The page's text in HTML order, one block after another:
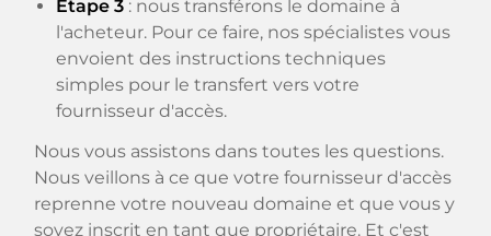
Etape 3 : nous transférons le domaine à
l'acheteur. Pour ce faire, nos spécialistes vous
envoient des instructions techniques
simples pour le transfert vers votre
fournisseur d'accès.
Nous vous assistons dans toutes les questions.
Nous veillons à ce que votre fournisseur d'accès
reprenne votre nouveau domaine et que vous y
soyez inscrit en tant que propriétaire. Et c'est